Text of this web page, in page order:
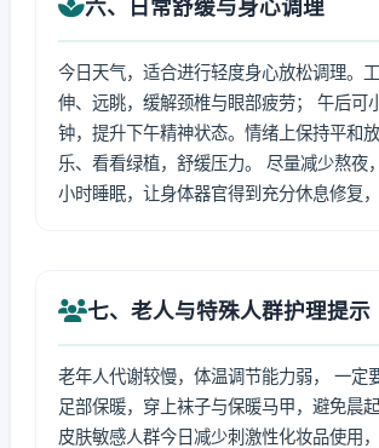
六、日常舒缓与身心调理
今日天气，适合进行轻度身心放松调理。
伸、远眺，缓解颈椎与眼部疲劳； 午后可
钟，提升下午精神状态。情绪上保持平和
乐、看看绿植，舒缓压力。 尽量减少熬夜
小时睡眠，让身体器官得到充分休息修复，
七、老人与特殊人群护理提示
老年人代谢较慢，体温调节能力弱， 一定
足部保暖，穿上袜子与保暖马甲，避免晨起
皮肤敏感人群今日减少刺激性化妆品使用